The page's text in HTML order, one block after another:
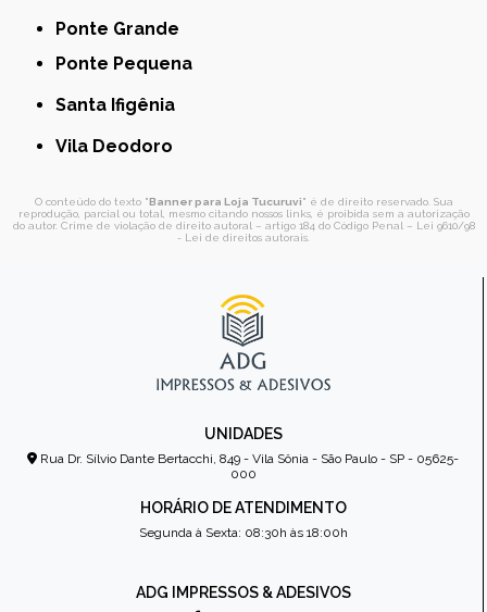
Ponte Grande
Ponte Pequena
Santa Ifigênia
Vila Deodoro
O conteúdo do texto "Banner para Loja Tucuruvi" é de direito reservado. Sua
reprodução, parcial ou total, mesmo citando nossos links, é proibida sem a autorização
do autor. Crime de violação de direito autoral – artigo 184 do Código Penal – Lei 9610/98
- Lei de direitos autorais
UNIDADES
Rua Dr. Sílvio Dante Bertacchi, 849 - Vila Sônia - São Paulo - SP - 05625-
000
HORÁRIO DE ATENDIMENTO
Segunda à Sexta: 08:30h às 18:00h
ADG IMPRESSOS & ADESIVOS